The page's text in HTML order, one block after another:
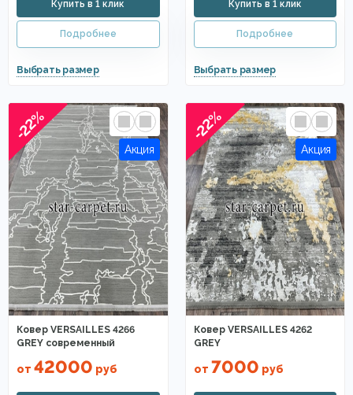
-22%
Ковер VERSAILLES 4266
GREY современный
от 42000 руб
-22%
Ковер VERSAILLES 4262
GREY
от 7000 руб